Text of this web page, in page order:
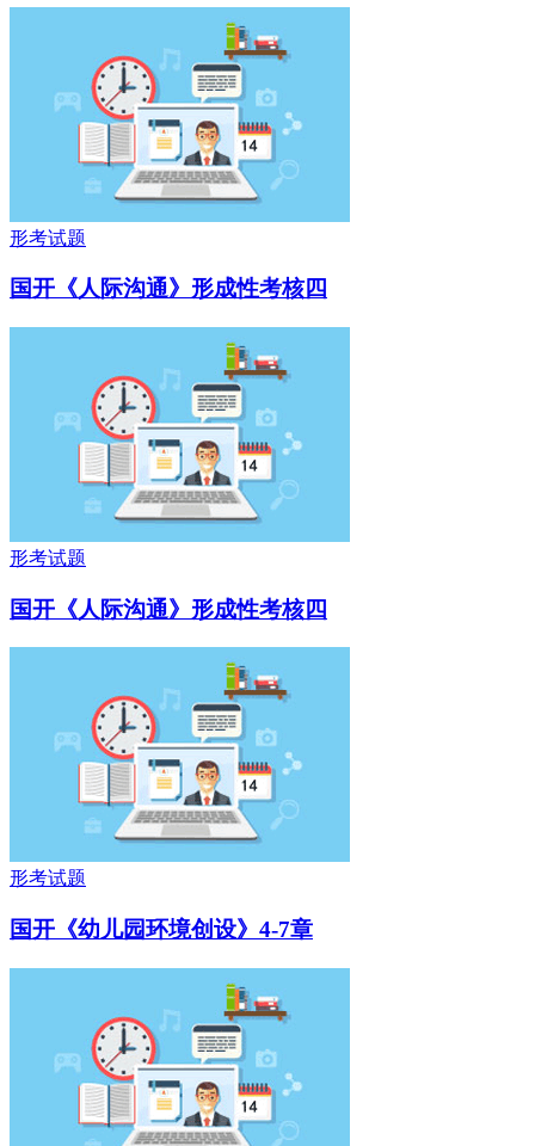
形考试题
国开《人际沟通》形成性考核四
形考试题
国开《人际沟通》形成性考核四
形考试题
国开《幼儿园环境创设》4-7章